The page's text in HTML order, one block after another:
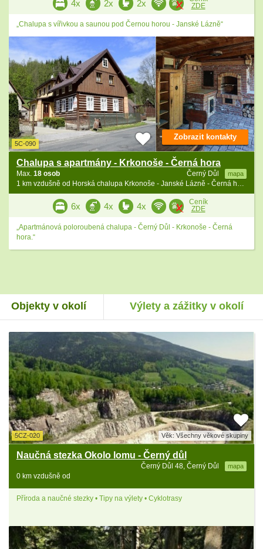
4x 2x 2x
ZDE
„Chalupa s vířivkou a saunou pod Černou horou - Janské Lázně“
5C-090
Chalupa s apartmány - Krkonoše - Černá hora
Černý Důl mapa
Max. 18 osob
1 km vzdušně od Horská chalupa Krkonoše - Janské Lázně - Černá hora
Zobrazit kontakty
6x 4x 4x
Ceník
ZDE
„Apartmánová poloroubená chalupa - Černý Důl - Krkonoše - Černá
hora.“
Objekty v okolí Výlety a zážitky v okolí
5CZ-020 Věk: Všechny věkové skupiny
Naučná stezka Okolo lomu - Černý důl
Černý Důl 48, Černý Důl mapa
0 km vzdušně od
Příroda a naučné stezky • Tipy na výlety • Cyklotrasy